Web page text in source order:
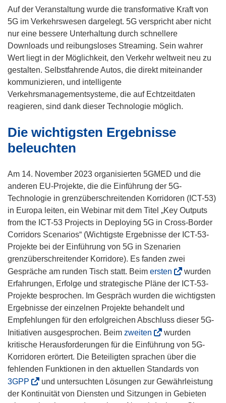
Auf der Veranstaltung wurde die transformative Kraft von
5G im Verkehrswesen dargelegt. 5G verspricht aber nicht
nur eine bessere Unterhaltung durch schnellere
Downloads und reibungsloses Streaming. Sein wahrer
Wert liegt in der Möglichkeit, den Verkehr weltweit neu zu
gestalten. Selbstfahrende Autos, die direkt miteinander
kommunizieren, und intelligente
Verkehrsmanagementsysteme, die auf Echtzeitdaten
reagieren, sind dank dieser Technologie möglich.
Die wichtigsten Ergebnisse
beleuchten
Am 14. November 2023 organisierten 5GMED und die
anderen EU-Projekte, die die Einführung der 5G-
Technologie in grenzüberschreitenden Korridoren (ICT-53)
in Europa leiten, ein Webinar mit dem Titel „Key Outputs
from the ICT-53 Projects in Deploying 5G in Cross-Border
Corridors Scenarios“ (Wichtigste Ergebnisse der ICT-53-
Projekte bei der Einführung von 5G in Szenarien
grenzüberschreitender Korridore). Es fanden zwei
Gespräche am runden Tisch statt. Beim ersten
ö
f
f
n
e
t
i
n
n
e
wurden
Erfahrungen, Erfolge und strategische Pläne der ICT-53-
Projekte besprochen. Im Gespräch wurden die wichtigsten
Ergebnisse der einzelnen Projekte behandelt und
Empfehlungen für den erfolgreichen Abschluss dieser 5G-
Initiativen ausgesprochen. Beim zweiten
ö
f
f
n
e
wurden
kritische Herausforderungen für die Einführung von 5G-
Korridoren erörtert. Die Beteiligten sprachen über die
fehlenden Funktionen in den aktuellen Standards von
3GPP
ö
und untersuchten Lösungen zur Gewährleistung
der Kontinuität von Diensten und Sitzungen in Gebieten